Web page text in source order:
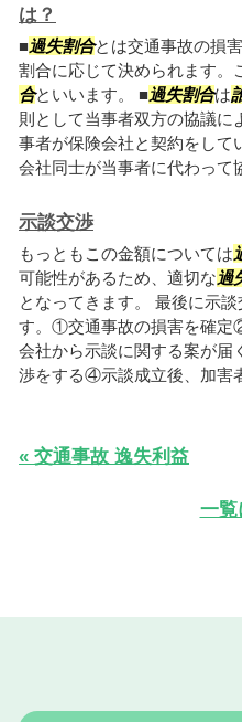
は？
■過失割合とは交通事故の損
割合に応じて決められます。
合といいます。 ■過失割合は
則として当事者双方の協議に
事者が保険会社と契約をして
会社同士が当事者に代わって
示談交渉
もっともこの金額については
可能性があるため、適切な過
となってきます。 最後に示
す。①交通事故の損害を確定
会社から示談に関する案が
渉をする④示談成立後、加害
« 交通事故 逸失利益
一覧